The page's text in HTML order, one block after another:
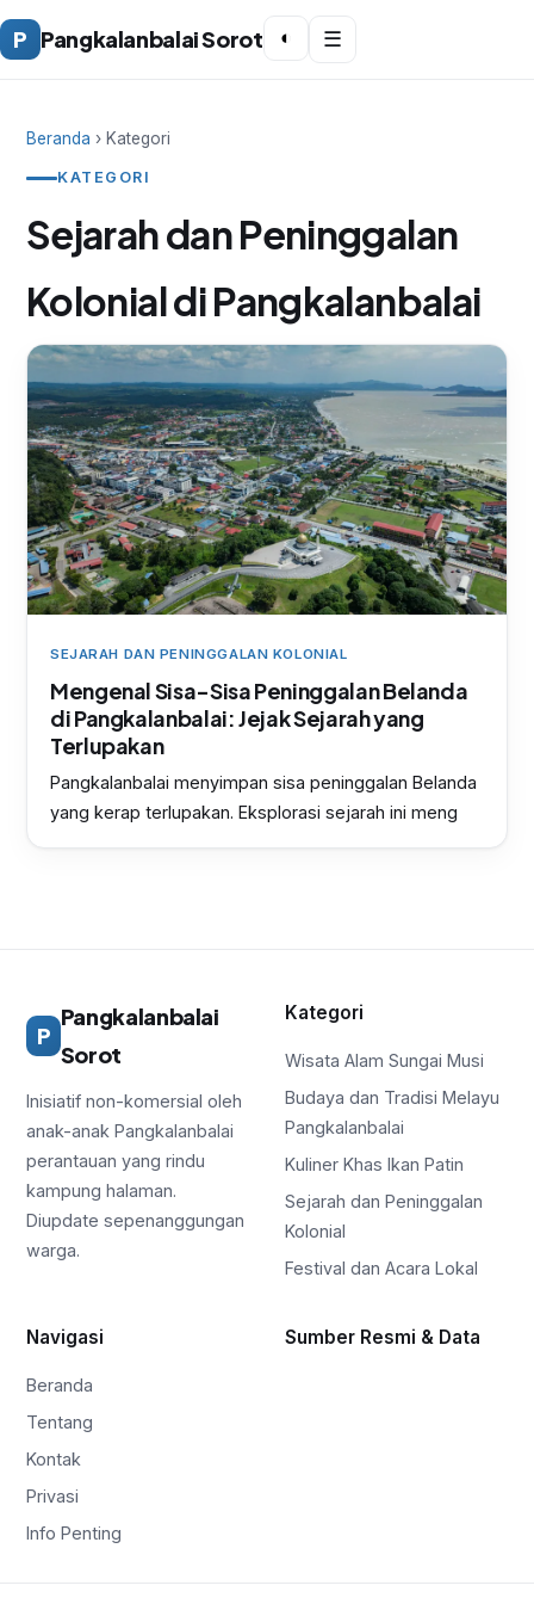
P Pangkalanbalai Sorot ◐ ☰
Beranda › Kategori
KATEGORI
Sejarah dan Peninggalan
Kolonial di Pangkalanbalai
SEJARAH DAN PENINGGALAN KOLONIAL
Mengenal Sisa-Sisa Peninggalan Belanda
di Pangkalanbalai: Jejak Sejarah yang
Terlupakan
Pangkalanbalai menyimpan sisa peninggalan Belanda
yang kerap terlupakan. Eksplorasi sejarah ini meng
P
Pangkalanbalai
Sorot
Inisiatif non-komersial oleh
anak-anak Pangkalanbalai
perantauan yang rindu
kampung halaman.
Diupdate sepenanggungan
warga.
Kategori
Wisata Alam Sungai Musi
Budaya dan Tradisi Melayu
Pangkalanbalai
Kuliner Khas Ikan Patin
Sejarah dan Peninggalan
Kolonial
Festival dan Acara Lokal
Navigasi
Beranda
Tentang
Kontak
Privasi
Info Penting
Sumber Resmi & Data